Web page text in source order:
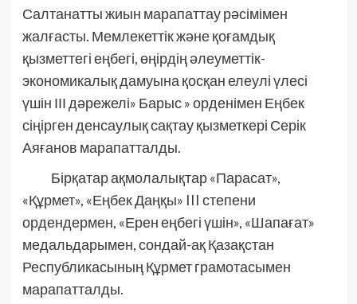
Салтанатты жиын марапаттау рәсімімен
жалғасты. Мемлекеттік және қоғамдық
қызметтегі еңбегі, өңірдің әлеуметтік-
экономикалық дамуына қосқан елеулі үлесі
үшін ІІІ дәрежелі» Барыс » орденімен Еңбек
сіңірген денсаулық сақтау қызметкері Серік
Аяғанов марапатталды.
Бірқатар ақмолалықтар «Парасат»,
«Құрмет», «Еңбек Даңқы» III степени
ордендермен, «Ерен еңбегі үшін», «Шапағат»
медальдарымен, сондай-ақ Қазақстан
Республикасының Құрмет грамотасымен
марапатталды.